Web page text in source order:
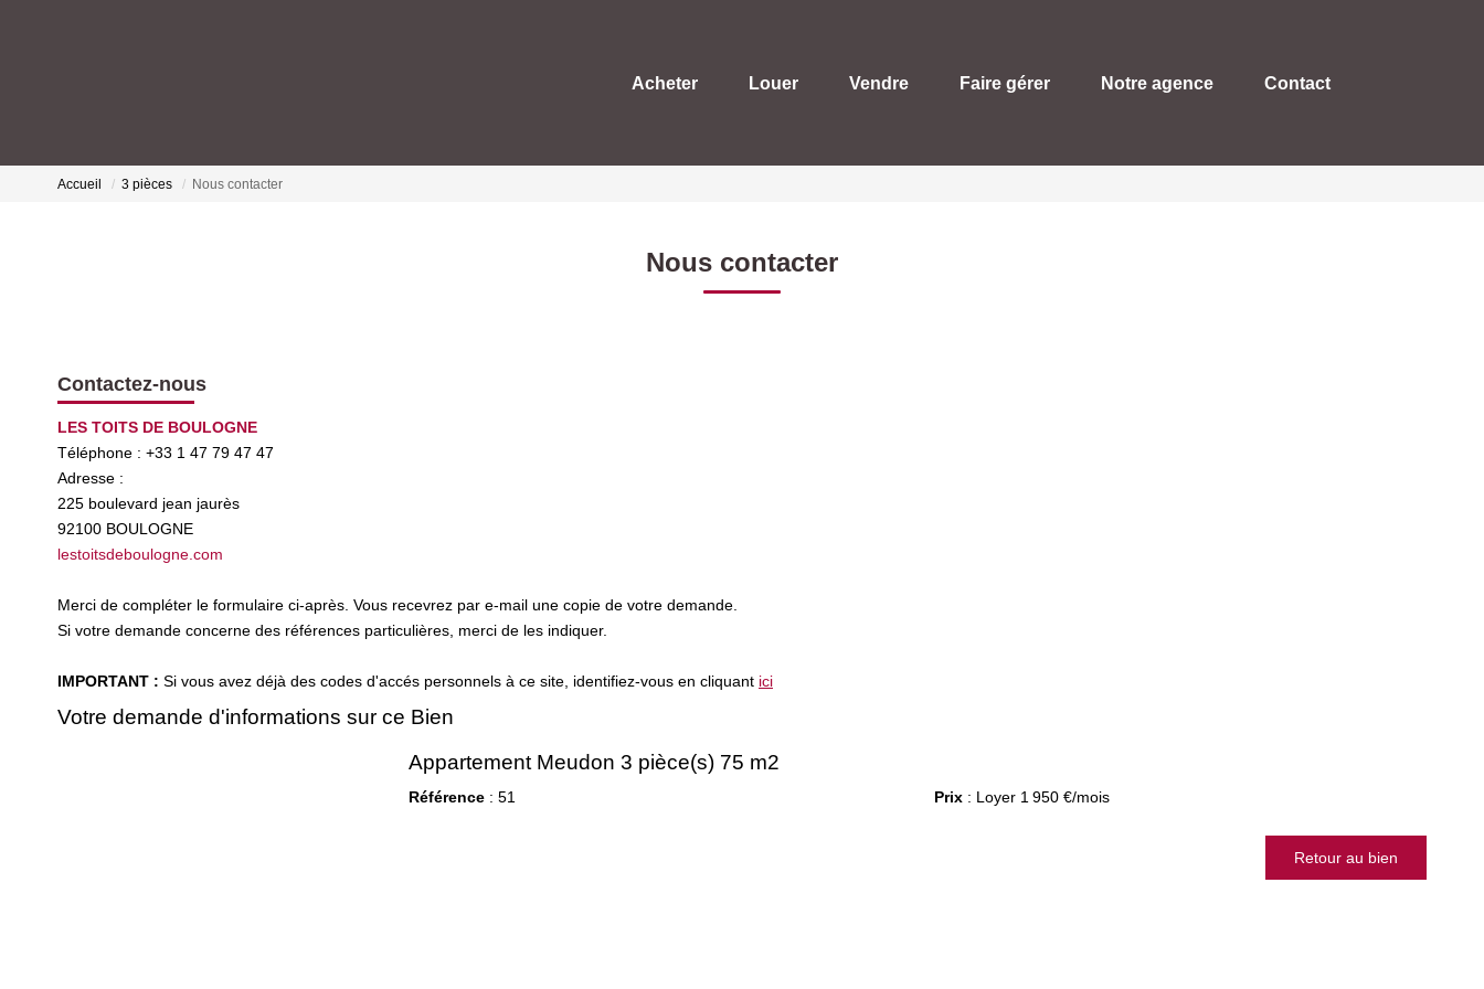
Acheter Louer Vendre Faire gérer Notre agence Contact
Accueil 3 pièces Nous contacter
Nous contacter
Contactez-nous
LES TOITS DE BOULOGNE
Téléphone : +33 1 47 79 47 47
Adresse :
225 boulevard jean jaurès
92100 BOULOGNE
lestoitsdeboulogne.com
Merci de compléter le formulaire ci-après. Vous recevrez par e-mail une copie de votre demande.
Si votre demande concerne des références particulières, merci de les indiquer.
IMPORTANT : Si vous avez déjà des codes d'accés personnels à ce site, identifiez-vous en cliquant ici
Votre demande d'informations sur ce Bien
Appartement Meudon 3 pièce(s) 75 m2
Référence: 51 Prix: Loyer 1 950 €/mois
Retour au bien